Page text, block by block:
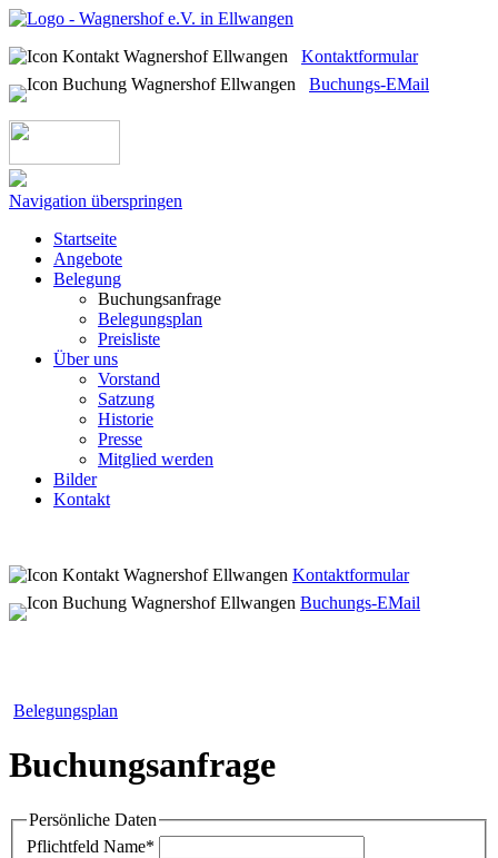
Kontaktformular
Buchungs-EMail
Navigation überspringen
Startseite
Angebote
Belegung
Buchungsanfrage
Belegungsplan
Preisliste
Über uns
Vorstand
Satzung
Historie
Presse
Mitglied werden
Bilder
Kontakt
Kontaktformular
Buchungs-EMail
Belegungsplan
Buchungsanfrage
Persönliche Daten
Pflichtfeld Name*